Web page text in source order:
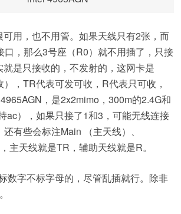
用，也不用管。如果天线只有2张，而
口，那么3号座（R0）就不用插了，只接
是只接收的，不发射的，这网卡是
，TR代表可发可收，R代表只可收，
，是2x2mimo，300m的2.4G和
ac），如果只接了1和3，可能无线连接
有些会标注Main （主天线）、
主天线就是TR，辅助天线就是R。
数字不标字母的，尽管乱插就行。除非